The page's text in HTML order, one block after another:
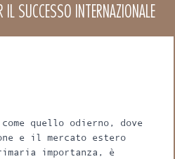
IL SUCCESSO INTERNAZIONALE
quello odierno, dove
e il mercato estero
importanza, è